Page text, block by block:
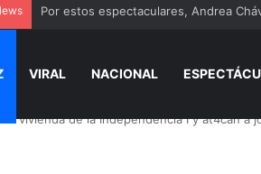
Muere Jorge Messi, papá de Lionel
VIRAL NACIONAL
vivienda de la Independencia I y at4can a